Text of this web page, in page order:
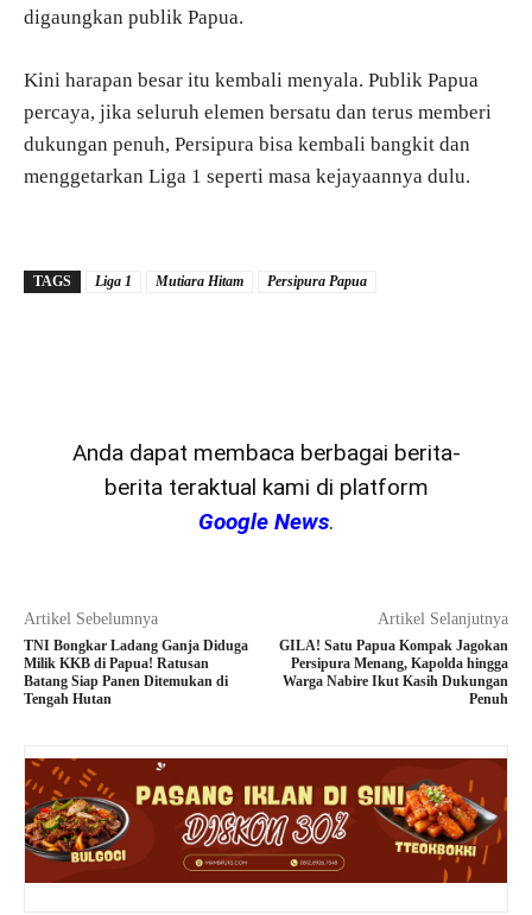
digaungkan publik Papua.
Kini harapan besar itu kembali menyala. Publik Papua
percaya, jika seluruh elemen bersatu dan terus memberi
dukungan penuh, Persipura bisa kembali bangkit dan
menggetarkan Liga 1 seperti masa kejayaannya dulu.
TAGS Liga 1 Mutiara Hitam Persipura Papua
Anda dapat membaca berbagai berita-
berita teraktual kami di platform
Google News.
Artikel Sebelumnya
TNI Bongkar Ladang Ganja Diduga
Milik KKB di Papua! Ratusan
Batang Siap Panen Ditemukan di
Tengah Hutan
Artikel Selanjutnya
GILA! Satu Papua Kompak Jagokan
Persipura Menang, Kapolda hingga
Warga Nabire Ikut Kasih Dukungan
Penuh